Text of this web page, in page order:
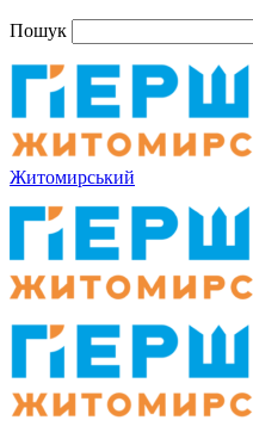
Пошук
Житомирський